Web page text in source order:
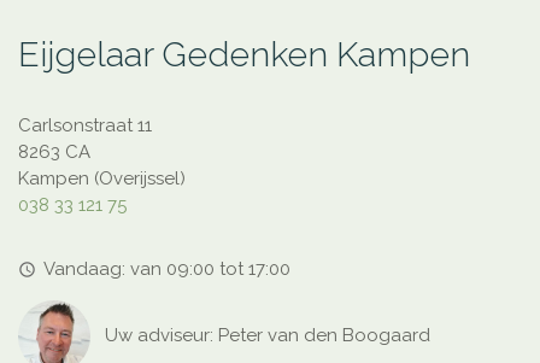
Eijgelaar Gedenken Kampen
Carlsonstraat 11
8263 CA
Kampen (Overijssel)
038 33 121 75
access_time Vandaag: van 09:00 tot 17:00
Uw adviseur: Peter van den Boogaard